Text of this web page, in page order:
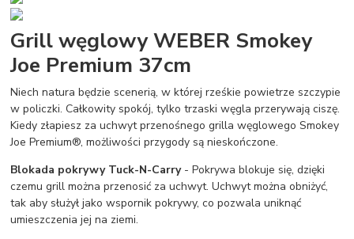
Grill węglowy WEBER Smokey
Joe Premium 37cm
Niech natura będzie scenerią, w której rześkie powietrze szczypie
w policzki. Całkowity spokój, tylko trzaski węgla przerywają ciszę.
Kiedy złapiesz za uchwyt przenośnego grilla węglowego Smokey
Joe Premium®, możliwości przygody są nieskończone.
Blokada pokrywy Tuck-N-Carry - Pokrywa blokuje się, dzięki
czemu grill można przenosić za uchwyt. Uchwyt można obniżyć,
tak aby służył jako wspornik pokrywy, co pozwala uniknąć
umieszczenia jej na ziemi.